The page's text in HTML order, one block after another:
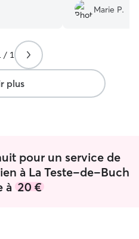
content
sur le
top et rassurant
super séjour,
Marie P.
/ 1
plus
pour un service de
à La Teste-de-Buch
à 20 €